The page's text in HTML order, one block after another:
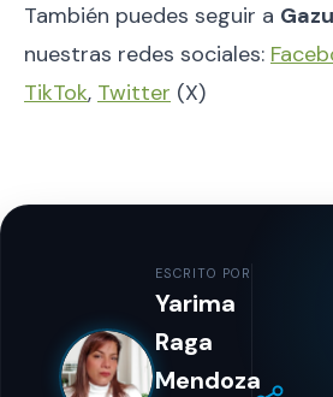
También puedes seguir a
nuestras redes sociales:
TikTok, Twitter (X)
ESCRITO POR
Yarima
Raga
Mendoza